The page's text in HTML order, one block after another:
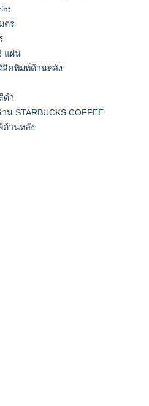
ตร
แผ่น
ลิคพิมพ์ด้านหลัง
ดำ
STARBUCKS COFFEE
ด้านหลัง